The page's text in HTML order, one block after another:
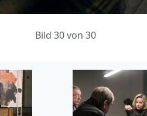
Bild 30 von 30